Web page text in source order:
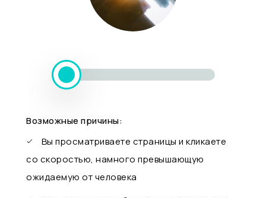
Возможные причины:
Вы просматриваете страницы и кликаете
со скоростью, намного превышающую
ожидаемую от человека